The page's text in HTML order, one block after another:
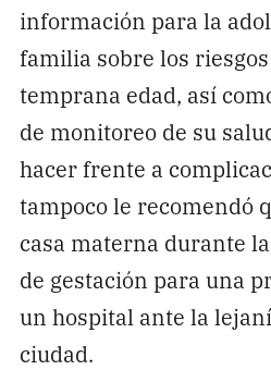
información para la
familia sobre los
temprana edad, así
de monitoreo de su
hacer frente a
tampoco le recomendó
casa materna durante
de gestación para una
un hospital ante la
ciudad.